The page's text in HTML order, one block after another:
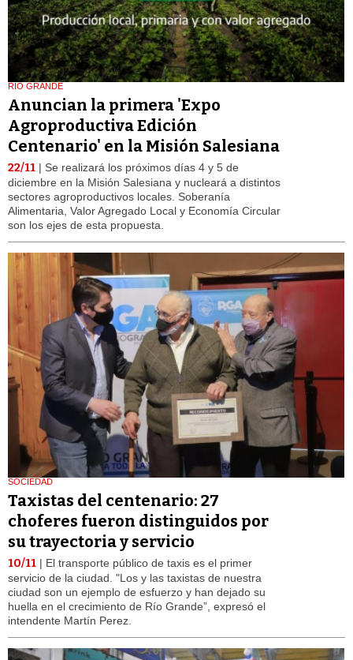
RIO GRANDE
Anuncian la primera 'Expo
Agroproductiva Edición
Centenario' en la Misión Salesiana
22/11 | Se realizará los próximos días 4 y 5 de
diciembre en la Misión Salesiana y nucleará a distintos
sectores agroproductivos locales. Soberanía
Alimentaria, Valor Agregado Local y Economía Circular
son los ejes de esta propuesta.
SOCIEDAD
Taxistas del centenario: 27
choferes fueron distinguidos por
su trayectoria y servicio
10/11 | El transporte público de taxis es el primer
servicio de la ciudad. "Los y las taxistas de nuestra
ciudad son un ejemplo de esfuerzo y han dejado su
huella en el crecimiento de Río Grande”, expresó el
intendente Martín Perez.